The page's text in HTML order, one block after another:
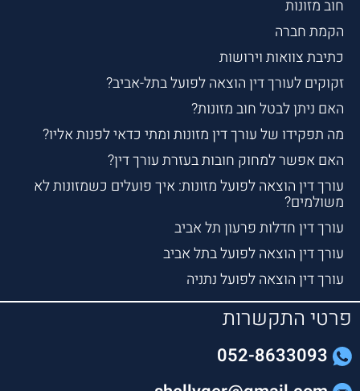
חוב מזונות
הקמת חברה
כתיבת צוואות וירושות
זקוקים לעורך דין הוצאה לפועל בתל-אביב?
האם ניתן לבטל חוב מזונות?
מה תפקידו של עורך דין מזונות ומתי כדאי לפנות אליו?
האם אפשר למחוק חובות בעזרת עורך דין?
עורך דין הוצאה לפועל מזונות: איך פועלים כשמזונות לא
משולמים?
עורך דין חדלות פרעון תל אביב
עורך דין הוצאה לפועל בתל אביב
עורך דין הוצאה לפועל נתניה
פרטי התקשרות
052-8633093